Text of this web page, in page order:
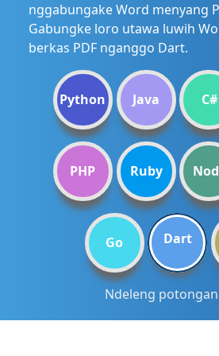
nggabungake Word menyang
Gabungke loro utawa luwih
berkas PDF nganggo Dart.
Python Java C#
PHP Ruby
Go Dart
Ndeleng